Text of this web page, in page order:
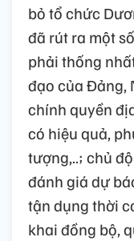
bỏ tổ chức
đã rút ra một
phải thống
đạo của Đảng,
chính quyền
có hiệu quả,
tượng,..; chủ
đánh giá dự
tận dụng thời
khai đồng bộ,